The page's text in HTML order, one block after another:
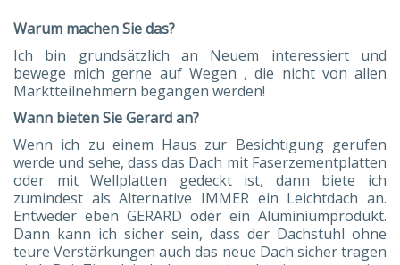
Warum machen Sie das?
Ich bin grundsätzlich an Neuem interessiert und
bewege mich gerne auf Wegen , die nicht von allen
Marktteilnehmern begangen werden!
Wann bieten Sie Gerard an?
Wenn ich zu einem Haus zur Besichtigung gerufen
werde und sehe, dass das Dach mit Faserzementplatten
oder mit Wellplatten gedeckt ist, dann biete ich
zumindest als Alternative IMMER ein Leichtdach an.
Entweder eben GERARD oder ein Aluminiumprodukt.
Dann kann ich sicher sein, dass der Dachstuhl ohne
teure Verstärkungen auch das neue Dach sicher tragen